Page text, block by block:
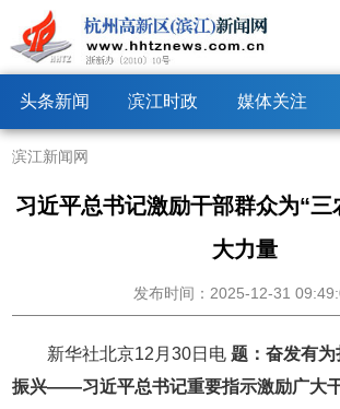
头条新闻 滨江时政 媒体关注
滨江新闻网
习近平总书记激励干部群众为“三
大力量
发布时间：2025-12-31
新华社北京12月30日电题：奋发有
振兴——习近平总书记重要指示激励广大